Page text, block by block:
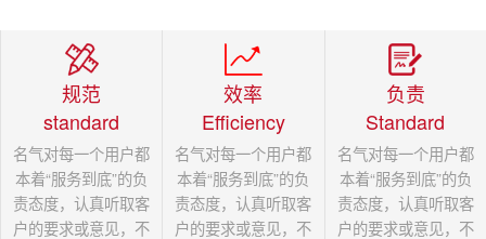
规范
standard
名气对每一个用户都
本着“服务到底”的负
责态度，认真听取客
户的要求或意见，不
效率
Efficiency
名气对每一个用户都
本着“服务到底”的负
责态度，认真听取客
户的要求或意见，不
负责
Standard
名气对每一个用户都
本着“服务到底”的负
责态度，认真听取客
户的要求或意见，不